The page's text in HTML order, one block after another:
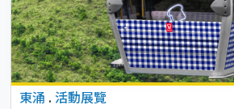
東涌 . 活動展覽